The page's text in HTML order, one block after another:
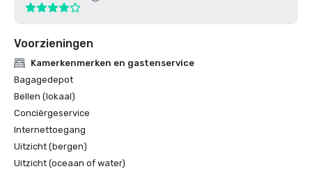
Voorzieningen
Kamerkenmerken en gastenservice
Bagagedepot
Bellen (lokaal)
Conciërgeservice
Internettoegang
Uitzicht (bergen)
Uitzicht (oceaan of water)